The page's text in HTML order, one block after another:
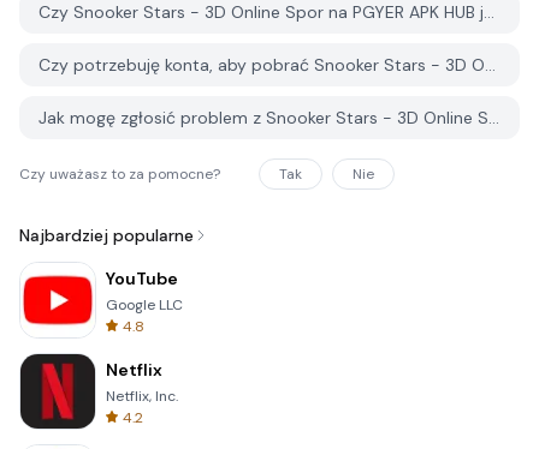
Czy Snooker Stars - 3D Online Spor na PGYER APK HUB jest darmowy do pobrania?
Czy potrzebuję konta, aby pobrać Snooker Stars - 3D Online Spor z PGYER APK HUB?
Jak mogę zgłosić problem z Snooker Stars - 3D Online Spor na PGYER APK HUB?
Czy uważasz to za pomocne? Tak Nie
Najbardziej popularne
YouTube
Google LLC
4.8
Netflix
Netflix, Inc.
4.2